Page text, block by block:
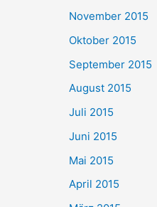
November 2015
Oktober 2015
September 2015
August 2015
Juli 2015
Juni 2015
Mai 2015
April 2015